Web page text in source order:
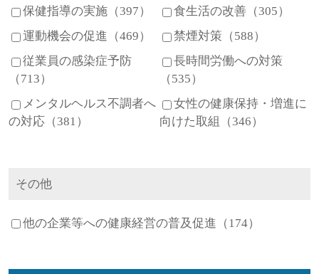
保健指導の実施（397）
食生活の改善（305）
運動機会の促進（469）
禁煙対策（588）
従業員の感染症予防
（713）
長時間労働への対策
（535）
メンタルヘルス不調者へ
の対応（381）
女性の健康保持・増進に
向けた取組（346）
その他
他の企業等への健康経営の普及促進（174）